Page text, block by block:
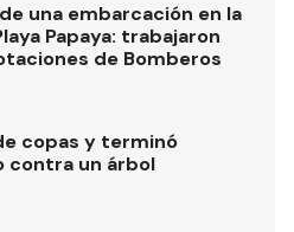
una embarcación en la
Papaya: trabajaron
de Bomberos
copas y terminó
contra un árbol